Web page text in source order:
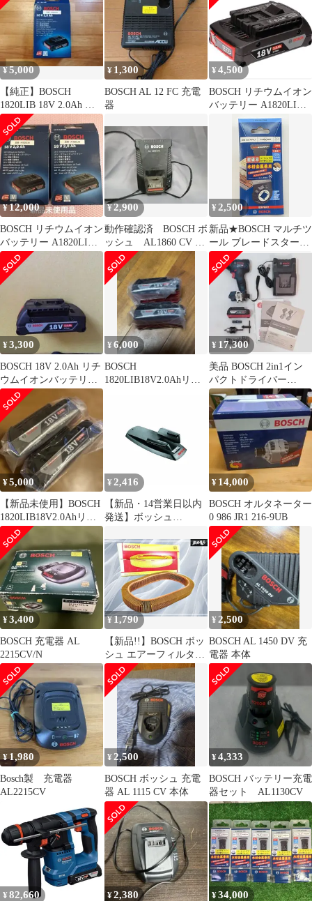
使用 送料無料
テリー18V互換
A1860LIBBAT609BAT61
0BAT618A1825LIGA182
0LIB
¥5,000
【純正】BOSCH
1820LIB 18V 2.0Ah リ
チウムイオンバッテリ
ー
¥ 1,300
BOSCH AL 12 FC 充電
器
¥ 4,500
BOSCH リチウムイオン
バッテリー A1820LIB
18V 2.0Ah
¥12,000
BOSCH リチウムイオン
バッテリー A1820LIB 2
個セット
¥2,900
動作確認済 BOSCH ボ
ッシュ AL1860 CV 中
古充電器
¥ 2,500
新品★BOSCH マルチツ
ール ブレードスターロ
ック AIZ32APILT
¥3,300
BOSCH 18V 2.0Ah リチ
ウムイオンバッテリー
A1820LIB
¥6,000
BOSCH
1820LIB18V2.0Ahリチ
¥ 17,300
美品 BOSCH 2in1イン
パクトドライバー
GDX18V-200C 20年製
¥5,000
【新品未使用】BOSCH
1820LIB18V2.0Ahリチ
ウムバッテリー1個
¥ 2,416
【新品・14営業日以内
発送】ボッシュ
アダプター【沖縄離島
販売不可】
¥ 14,000
BOSCH オルタネーター
0 986 JR1 216-9UB
¥3,400
BOSCH 充電器 AL
2215CV/N
¥1,790
【新品!!】BOSCH ボッ
シュ エアーフィルター
エアクリーナー
1457429948 / メルセデ
スベンツ W201 190E
R107 300SL など
¥2,500
BOSCH AL 1450 DV 充
電器 本体
¥1,980
Bosch製 充電器
AL2215CV
¥2,500
BOSCH ボッシュ 充電
器 AL 1115 CV 本体
¥4,333
BOSCH バッテリー充電
器セット AL1130CV
¥ 82,660 ¥2,380 ¥34,000